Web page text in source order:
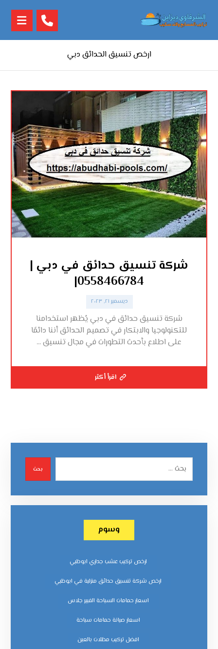
ارخص تنسيق الحدائق دبي
شركة تنسيق حدائق في دبي |
0558466784|
ديسمبر ٢١, ٢٠٢٣
شركة تنسيق حدائق في دبي يُظهر استخدامنا
للتكنولوجيا والابتكار في تصميم الحدائق أننا دائمًا
على اطلاع بأحدث التطورات في مجال تنسيق ...
اقرأ أكثر
بحث
وسوم
ارخص تركيب عشب جداري ابوظبي
ارخص شركة تنسيق حدائق منزلية في ابوظبي
اسعار حمامات السباحة الفيبر جلاس
اسعار صيانة حمامات سباحة
افضل تركيب مظلات بالعين